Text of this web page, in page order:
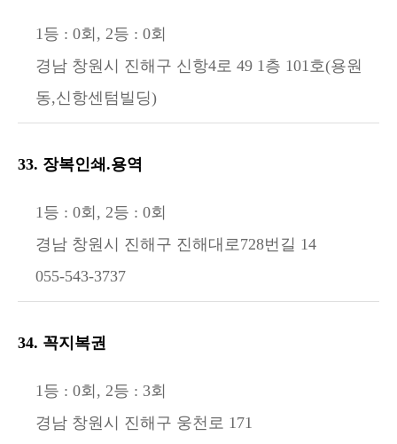
1등 : 0회, 2등 : 0회
경남 창원시 진해구 신항4로 49 1층 101호(용원
동,신항센텀빌딩)
33. 장복인쇄.용역
1등 : 0회, 2등 : 0회
경남 창원시 진해구 진해대로728번길 14
055-543-3737
34. 꼭지복권
1등 : 0회, 2등 : 3회
경남 창원시 진해구 웅천로 171